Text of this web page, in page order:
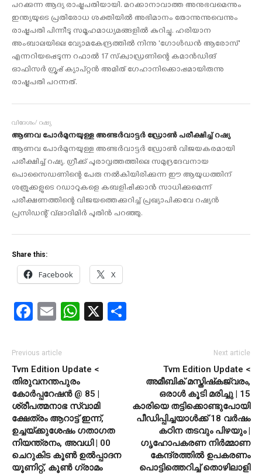
പറക്കുന്ന ആദ്യ രാഷ്ട്രപതിയായി. മറക്കാനാവാത്ത അനുഭവമെന്നും
ഇന്ത്യയുടെ പ്രതിരോധ ശക്തിയില്‍ അഭിമാനം തോന്നുന്നുവെന്നും
രാഷ്ട്രപതി പിന്നീടു സമൂഹമാധ്യമങ്ങളില്‍ കുറിച്ചു. ഹരിയാന
അംബാലയിലെ വ്യോമകേന്ദ്രത്തില്‍ നിന്നു 'ഗോള്‍ഡന്‍ ആരോസ്'
എന്നറിയപ്പെടുന്ന റഫാല്‍ 17 സ്‌ക്വാഡ്രണിന്റെ കമാന്‍ഡിങ്
ഓഫിസര്‍ ഗ്രൂപ്പ് ക്യാപ്റ്റന്‍ അമിത് ഗേഹാനിക്കൊപ്പമായിരുന്നു
രാഷ്ട്രപതി പറന്നത്.
വിദേശം/ റഷ്യ
ആണവ പോര്‍മുനയുള്ള അണ്ടര്‍വാട്ടര്‍ ഡ്രോണ്‍ പരീക്ഷിച്ച് റഷ്യ
ആണവ പോര്‍മുനയുള്ള അണ്ടര്‍വാട്ടര്‍ ഡ്രോണ്‍ വിജയകരമായി
പരീക്ഷിച്ച് റഷ്യ. ഗ്രീക്ക് പുരാവൃത്തത്തിലെ സമുദ്രദേവനായ
പൊസൈഡണിന്റെ പേരു നല്‍കിയിരിക്കുന്ന ഈ ആയുധത്തിന്
ശത്രുക്കളുടെ റഡാറുകളെ കബളിപ്പിക്കാന്‍ സാധിക്കുമെന്ന്
പരീക്ഷണത്തിന്റെ വിജയത്തെക്കുറിച്ച് പ്രഖ്യാപിക്കവേ റഷ്യന്‍
പ്രസിഡന്റ് വ്‌ലാദിമിര്‍ പുതിന്‍ പറഞ്ഞു.
Share this:
Facebook X
Facebook
EmailWhatsApp
X
Previous article
Tvm Edition Update <
തിരുവനന്തപുരം
കോര്‍പ്പറേഷന്‍ @ 85 |
ശ്രീപത്മനാഭ സ്വാമി
ക്ഷേത്രം ആറാട്ട് ഇന്ന്,
ഉച്ചയ്ക്കുശേഷം ഗതാഗത
നിയന്ത്രനം, അവധി | 00
ചെറുകിട കൂണ്‍ ഉല്‍പ്പാദന
യൂണിറ്റ്, കൂണ്‍ ഗ്രാമം
Next article
Tvm Edition Update <
അമീബിക് മസ്തിഷ്‌കജ്വരം,
ഒരാള്‍ കൂടി മരിച്ചു | 15
കാരിയെ തട്ടിക്കൊണ്ടുപോയി
പീഡിപ്പിച്ചയാള്‍ക്ക് 18 വര്‍ഷം
കഠിന തടവും പിഴയും |
ഗൃഹോപകരണ നിര്‍മ്മാണ
കേന്ദ്രത്തില്‍ ഉപകരണം
പൊട്ടിത്തെറിച്ച് തൊഴിലാളി